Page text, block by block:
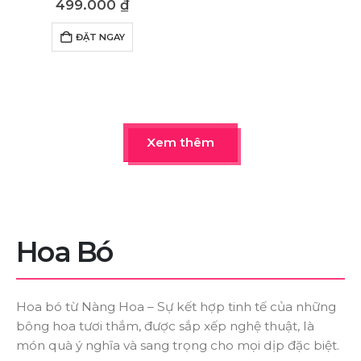
499.000 ₫
ĐẶT NGAY
Xem thêm
Hoa Bó
Hoa bó từ Nàng Hoa – Sự kết hợp tinh tế của những
bông hoa tươi thắm, được sắp xếp nghệ thuật, là
món quà ý nghĩa và sang trọng cho mọi dịp đặc biệt.